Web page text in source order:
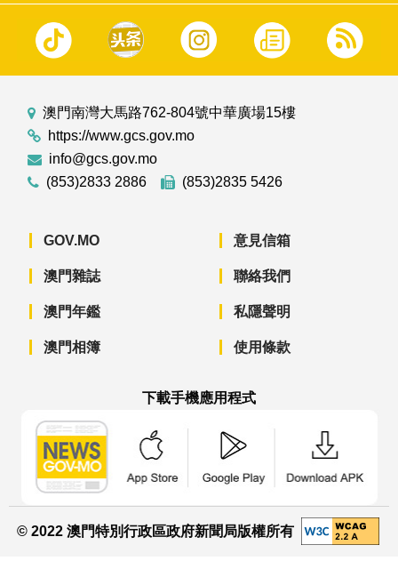
澳門南灣大馬路762-804號中華廣場15樓
https://www.gcs.gov.mo
info@gcs.gov.mo
(853)2833 2886
(853)2835 5426
GOV.MO
澳門雜誌
澳門年鑑
澳門相簿
意見信箱
聯絡我們
私隱聲明
使用條款
下載手機應用程式
© 2022 澳門特別行政區政府新聞局版權所有